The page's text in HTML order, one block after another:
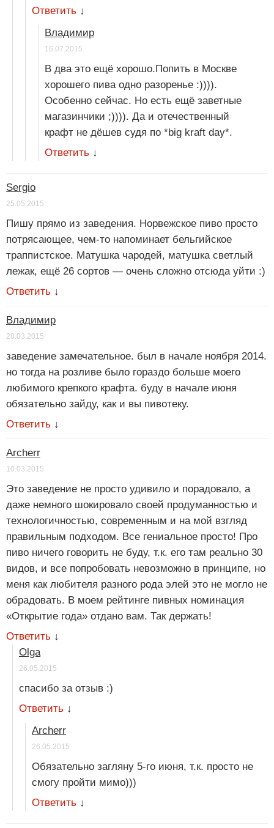
Ответить ↓
Владимир
16.07.2015
В два это ещё хорошо.Попить в Москве
хорошего пива одно разоренье :)))).
Особенно сейчас. Но есть ещё заветные
магазинчики ;)))). Да и отечественный
крафт не дёшев судя по *big kraft day*.
Ответить ↓
Sergio
25.05.2015
Пишу прямо из заведения. Норвежское пиво просто
потрясающее, чем-то напоминает бельгийское
траппистское. Матушка чародей, матушка светлый
лежак, ещё 26 сортов — очень сложно отсюда уйти :)
Ответить ↓
Владимир
28.03.2015
заведение замечательное. был в начале ноября 2014.
но тогда на розливе было гораздо больше моего
любимого крепкого крафта. буду в начале июня
обязательно зайду, как и вы пивотеку.
Ответить ↓
Archerr
10.03.2015
Это заведение не просто удивило и порадовало, а
даже немного шокировало своей продуманностью и
технологичностью, современным и на мой взгляд
правильным подходом. Все гениальное просто! Про
пиво ничего говорить не буду, т.к. его там реально 30
видов, и все попробовать невозможно в принципе, но
меня как любителя разного рода элей это не могло не
обрадовать. В моем рейтинге пивных номинация
«Открытие года» отдано вам. Так держать!
Ответить ↓
Olga
26.05.2015
спасибо за отзыв :)
Ответить ↓
Archerr
26.05.2015
Обязательно загляну 5-го июня, т.к. просто не
смогу пройти мимо)))
Ответить ↓